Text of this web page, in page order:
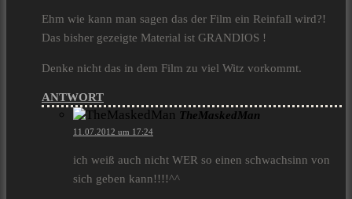
Ehm wie kann man sagen das der Film ein Reinfall wird?!
Das bisher gezeigte Material ist GRANDIOS !
Denke nicht das in dem Film zu viel Witz vorkommt.
ANTWORT
TheMaskedMan
11.07.2012 um 17:24
ich weiß auch nicht WER so einen schwachsinn von
sich geben kann!!!!^^